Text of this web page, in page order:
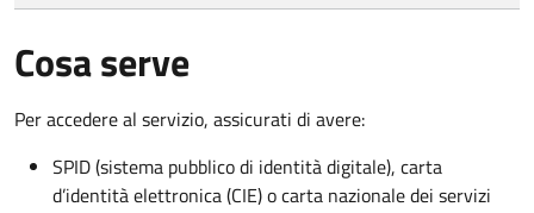
Cosa serve
Per accedere al servizio, assicurati di avere:
SPID (sistema pubblico di identità digitale), carta
d’identità elettronica (CIE) o carta nazionale dei servizi